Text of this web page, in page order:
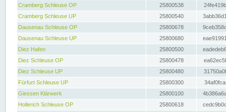
Cramberg Schleuse OP
25800538
Cramberg Schleuse UP
25800540
Dausenau Schleuse OP
25800678
Dausenau Schleuse UP
25800680
Diez Hafen
25800500
Diez Schleuse OP
25800478
Diez Schleuse UP
25800480
Fürfurt Schleuse UP
25800300
Giessen Klärwerk
25800100
Hollerich Schleuse OP
25800618